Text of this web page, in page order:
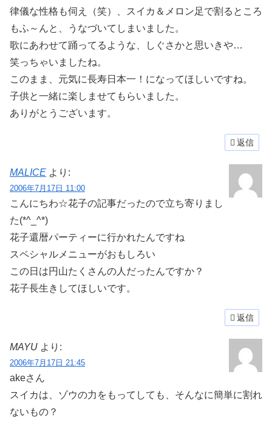
律儀な性格も伺え（笑）、スイカ＆メロン足で割るところ
もふ～んと、うなづいてしまいました。
歌にあわせて踊ってるような、しぐさかと思いきや…
笑っちゃいましたね。
このまま、元気に長寿日本一！になってほしいですね。
子供と一緒に楽しませてもらいました。
ありがとうございます。
返信
MALICE より:
2006年7月17日 11:00
こんにちわ☆花子の記事だったので立ち寄りまし
た(*^_^*)
花子還暦パーティーに行かれたんですね
スペシャルメニューがおもしろい
この日は円山たくさんの人だったんですか？
花子長生きしてほしいです。
返信
MAYU より:
2006年7月17日 21:45
akeさん
スイカは、ゾウの力をもってしても、そんなに簡単に割れ
ないもの？